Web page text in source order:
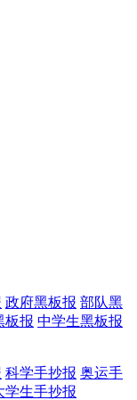
政府黑板报 部队黑
板报 中学生黑板报
科学手抄报 奥运手
学生手抄报